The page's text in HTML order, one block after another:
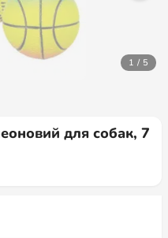
1 / 5
для собак, 7